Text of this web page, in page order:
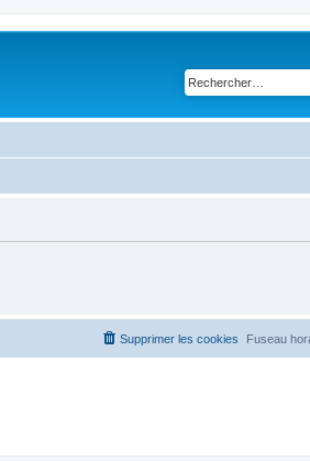
Fuseau
Supprimer les cookies